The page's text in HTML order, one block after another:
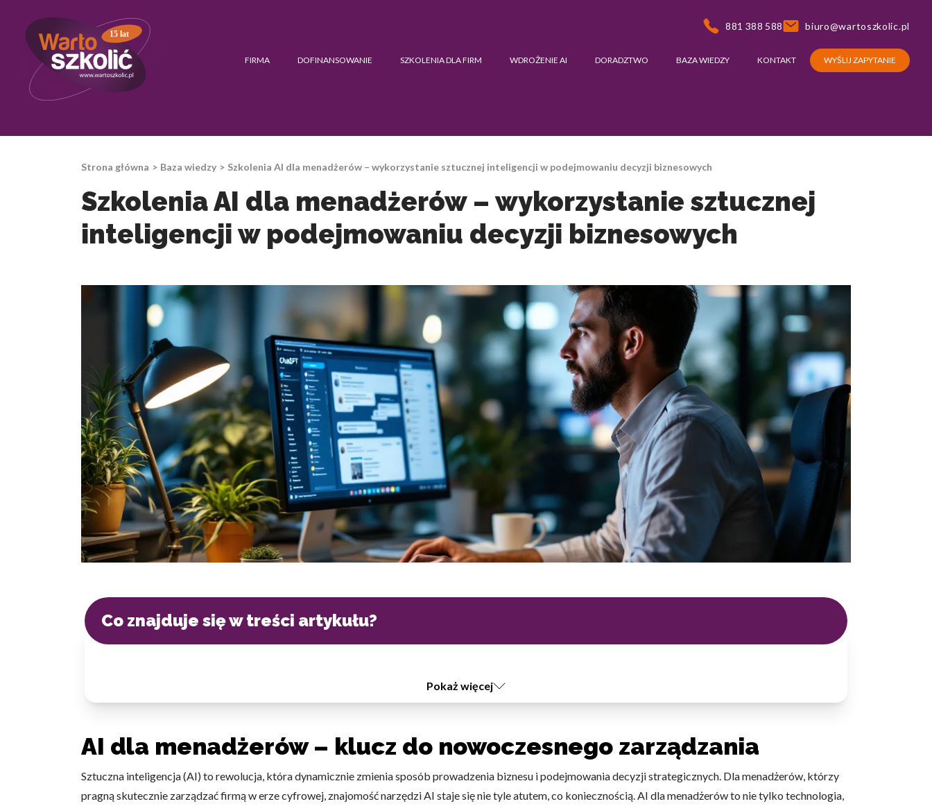
15 lat
881 388 588 biuro@wartoszkolic.pl
FIRMA DOFINANSOWANIE SZKOLENIA DLA FIRM WDROŻENIE AI DORADZTWO BAZA WIEDZY KONTAKT WYŚLIJ ZAPYTANIE
Strona główna Baza wiedzy Szkolenia AI dla menadżerów – wykorzystanie sztucznej inteligencji w podejmowaniu decyzji biznesowych
Szkolenia AI dla menadżerów – wykorzystanie sztucznej
inteligencji w podejmowaniu decyzji biznesowych
Co znajduje się w treści artykułu?
Pokaż więcej
AI dla menadżerów – klucz do nowoczesnego zarządzania
Sztuczna inteligencja (AI) to rewolucja, która dynamicznie zmienia sposób prowadzenia biznesu i podejmowania decyzji strategicznych. Dla menadżerów, którzy
pragną skutecznie zarządzać firmą w erze cyfrowej, znajomość narzędzi AI staje się nie tyle atutem, co koniecznością. AI dla menadżerów to nie tylko technologia,